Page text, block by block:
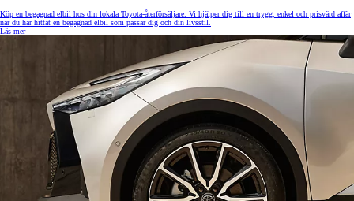
Köp en begagnad elbil hos din lokala Toyota-återförsäljare. Vi hjälper dig till en trygg, enkel och prisvärd affär
när du har hittat en begagnad elbil som passar dig och din livsstil.
Läs mer